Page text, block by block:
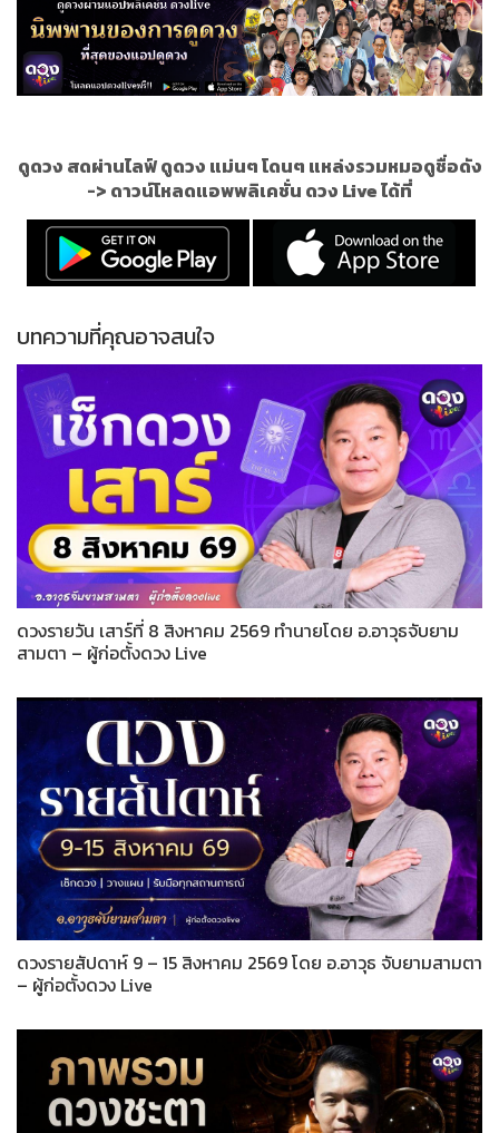
ดูดวง สดผ่านไลฟ์ ดูดวง แม่นๆ โดนๆ แหล่งรวมหมอดูชื่อดัง
-> ดาวน์โหลดแอพพลิเคชั่น ดวง Live ได้ที่
บทความที่คุณอาจสนใจ
ดวงรายวัน เสาร์ที่ 8 สิงหาคม 2569 ทำนายโดย อ.อาวุธจับยาม
สามตา – ผู้ก่อตั้งดวง Live
ดวงรายสัปดาห์ 9 – 15 สิงหาคม 2569 โดย อ.อาวุธ จับยามสามตา
– ผู้ก่อตั้งดวง Live